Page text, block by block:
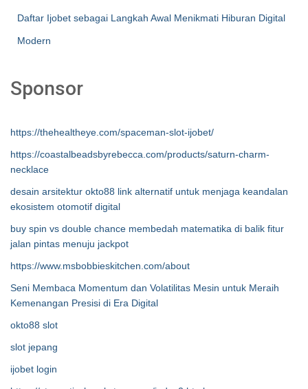
Daftar Ijobet sebagai Langkah Awal Menikmati Hiburan Digital
Modern
Sponsor
https://thehealtheye.com/spaceman-slot-ijobet/
https://coastalbeadsbyrebecca.com/products/saturn-charm-
necklace
desain arsitektur okto88 link alternatif untuk menjaga keandalan
ekosistem otomotif digital
buy spin vs double chance membedah matematika di balik fitur
jalan pintas menuju jackpot
https://www.msbobbieskitchen.com/about
Seni Membaca Momentum dan Volatilitas Mesin untuk Meraih
Kemenangan Presisi di Era Digital
okto88 slot
slot jepang
ijobet login